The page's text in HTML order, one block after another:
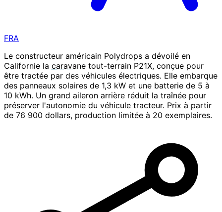
FRA
Le constructeur américain Polydrops a dévoilé en
Californie la caravane tout-terrain P21X, conçue pour
être tractée par des véhicules électriques. Elle embarque
des panneaux solaires de 1,3 kW et une batterie de 5 à
10 kWh. Un grand aileron arrière réduit la traînée pour
préserver l'autonomie du véhicule tracteur. Prix à partir
de 76 900 dollars, production limitée à 20 exemplaires.